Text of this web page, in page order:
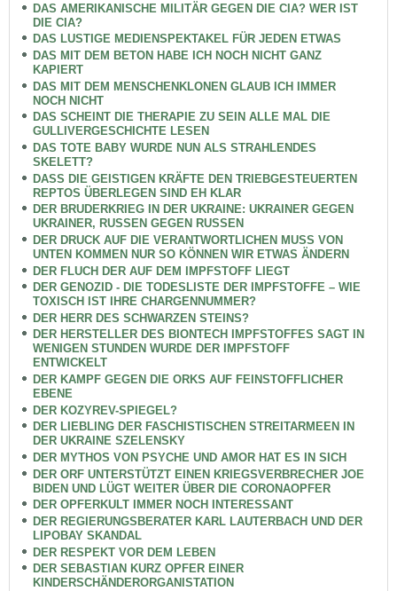
DAS AMERIKANISCHE MILITÄR GEGEN DIE CIA? WER IST
DIE CIA?
DAS LUSTIGE MEDIENSPEKTAKEL FÜR JEDEN ETWAS
DAS MIT DEM BETON HABE ICH NOCH NICHT GANZ
KAPIERT
DAS MIT DEM MENSCHENKLONEN GLAUB ICH IMMER
NOCH NICHT
DAS SCHEINT DIE THERAPIE ZU SEIN ALLE MAL DIE
GULLIVERGESCHICHTE LESEN
DAS TOTE BABY WURDE NUN ALS STRAHLENDES
SKELETT?
DASS DIE GEISTIGEN KRÄFTE DEN TRIEBGESTEUERTEN
REPTOS ÜBERLEGEN SIND EH KLAR
DER BRUDERKRIEG IN DER UKRAINE: UKRAINER GEGEN
UKRAINER, RUSSEN GEGEN RUSSEN
DER DRUCK AUF DIE VERANTWORTLICHEN MUSS VON
UNTEN KOMMEN NUR SO KÖNNEN WIR ETWAS ÄNDERN
DER FLUCH DER AUF DEM IMPFSTOFF LIEGT
DER GENOZID - DIE TODESLISTE DER IMPFSTOFFE – WIE
TOXISCH IST IHRE CHARGENNUMMER?
DER HERR DES SCHWARZEN STEINS?
DER HERSTELLER DES BIONTECH IMPFSTOFFES SAGT IN
WENIGEN STUNDEN WURDE DER IMPFSTOFF
ENTWICKELT
DER KAMPF GEGEN DIE ORKS AUF FEINSTOFFLICHER
EBENE
DER KOZYREV-SPIEGEL?
DER LIEBLING DER FASCHISTISCHEN STREITARMEEN IN
DER UKRAINE SZELENSKY
DER MYTHOS VON PSYCHE UND AMOR HAT ES IN SICH
DER ORF UNTERSTÜTZT EINEN KRIEGSVERBRECHER JOE
BIDEN UND LÜGT WEITER ÜBER DIE CORONAOPFER
DER OPFERKULT IMMER NOCH INTERESSANT
DER REGIERUNGSBERATER KARL LAUTERBACH UND DER
LIPOBAY SKANDAL
DER RESPEKT VOR DEM LEBEN
DER SEBASTIAN KURZ OPFER EINER
KINDERSCHÄNDERORGANISTATION